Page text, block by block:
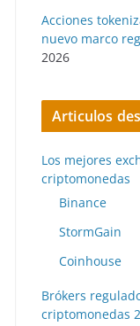
Acciones
nuevo marco
2026
Articulos
Los mejores
criptomonedas
Binance
StormGain
Coinhouse
Brókers
criptomonedas